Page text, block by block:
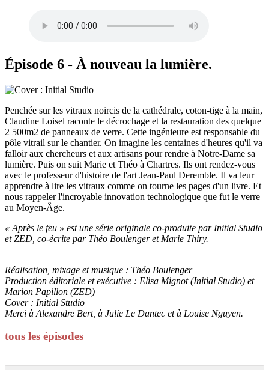
Épisode 6 - À nouveau la lumière.
Penchée sur les vitraux noircis de la cathédrale, coton-tige à la main,
Claudine Loisel raconte le décrochage et la restauration des quelque
2 500m2 de panneaux de verre. Cette ingénieure est responsable du
pôle vitrail sur le chantier. On imagine les centaines d'heures qu'il va
falloir aux chercheurs et aux artisans pour rendre à Notre-Dame sa
lumière. Puis on suit Marie et Théo à Chartres. Ils ont rendez-vous
avec le professeur d'histoire de l'art Jean-Paul Deremble. Il va leur
apprendre à lire les vitraux comme on tourne les pages d'un livre. Et
nous rappeler l'incroyable innovation technologique que fut le verre
au Moyen-Âge.
« Après le feu » est une série originale co-produite par Initial Studio
et ZED, co-écrite par Théo Boulenger et Marie Thiry.
Réalisation, mixage et musique : Théo Boulenger
Production éditoriale et exécutive : Elisa Mignot (Initial Studio) et
Marion Papillon (ZED)
Cover : Initial Studio
Merci à Alexandre Bert, à Julie Le Dantec et à Louise Nguyen.
tous les épisodes